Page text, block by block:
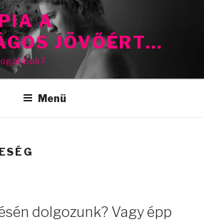
A
JÖVŐÉRT…
Menü
dolgozunk? Vagy épp